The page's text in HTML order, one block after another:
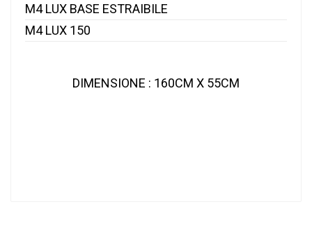
M4 LUX BASE ESTRAIBILE
M4 LUX 150
DIMENSIONE : 160CM X 55CM